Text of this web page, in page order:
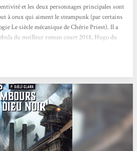
et les deux personnages principales sont
à ceux qui aiment le steampunk (par certains
Le siècle mécanique de Chérie Priest). Il a
du meilleur roman court 2018, Hugo du
2019. La chose un peu difficile : lire...